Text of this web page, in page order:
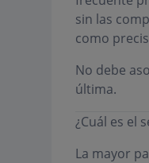
sin las
como
No debe
última.
¿Cuál es el
La mayor